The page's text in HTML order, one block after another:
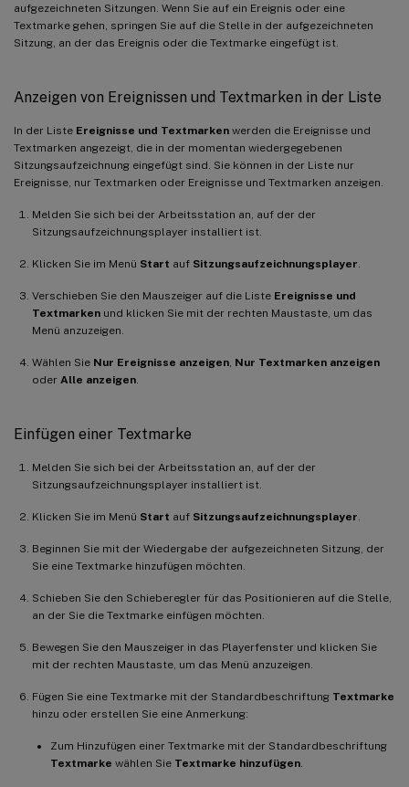
aufgezeichneten Sitzungen. Wenn Sie auf ein Ereignis oder eine
Textmarke gehen, springen Sie auf die Stelle in der aufgezeichneten
Sitzung, an der das Ereignis oder die Textmarke eingefügt ist.
Anzeigen von Ereignissen und Textmarken in der Liste
In der Liste Ereignisse und Textmarken werden die Ereignisse und
Textmarken angezeigt, die in der momentan wiedergegebenen
Sitzungsaufzeichnung eingefügt sind. Sie können in der Liste nur
Ereignisse, nur Textmarken oder Ereignisse und Textmarken anzeigen.
Melden Sie sich bei der Arbeitsstation an, auf der der
Sitzungsaufzeichnungsplayer installiert ist.
Klicken Sie im Menü Start auf Sitzungsaufzeichnungsplayer
Verschieben Sie den Mauszeiger auf die Liste Ereignisse und
Textmarken und klicken Sie mit der rechten Maustaste, um das
Menü anzuzeigen.
Wählen Sie Nur Ereignisse anzeigen Nur Textmarken anzeigen
oder Alle anzeigen
Einfügen einer Textmarke
Melden Sie sich bei der Arbeitsstation an, auf der der
Sitzungsaufzeichnungsplayer installiert ist.
Klicken Sie im Menü Start auf Sitzungsaufzeichnungsplayer
Beginnen Sie mit der Wiedergabe der aufgezeichneten Sitzung, der
Sie eine Textmarke hinzufügen möchten.
Schieben Sie den Schieberegler für das Positionieren auf die Stelle,
an der Sie die Textmarke einfügen möchten.
Bewegen Sie den Mauszeiger in das Playerfenster und klicken Sie
mit der rechten Maustaste, um das Menü anzuzeigen.
Fügen Sie eine Textmarke mit der Standardbeschriftung Textmarke
hinzu oder erstellen Sie eine Anmerkung:
Zum Hinzufügen einer Textmarke mit der Standardbeschriftung
Textmarke wählen Sie Textmarke hinzufügen